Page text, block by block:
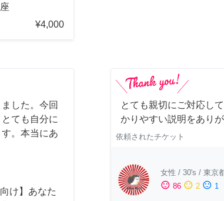
¥4,000
した。今回
ても自分に
。本当にあ
け】あなた
とても親切にご対応し
かりやすい説明をあり
依頼されたチケット
女性 / 30's / 東京
sentiment_satisfied 86 sentiment_neutral 2 sentiment_dissatisfied 1